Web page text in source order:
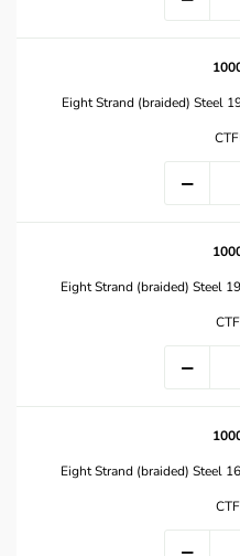
Eight Strand (braided) Steel
Eight Strand (braided) Steel
Eight Strand (braided) Steel